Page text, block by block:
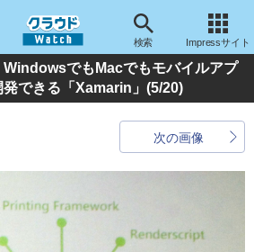
検索 Impressサイト
でもMacでもモバイルアプ
できる「Xamarin」 (5/20)
次の画像